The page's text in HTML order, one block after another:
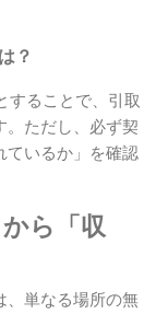
？
することで、引取
。ただし、必ず契
ているか」を確認
ら「収
、単なる場所の無